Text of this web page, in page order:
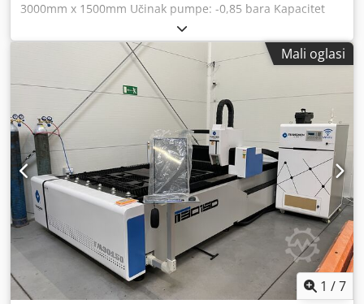
3000mm x 1500mm Učinak pumpe: -0,85 bara Kapacitet
vakuum pumpe: 40 m³/h Vakuum pumpa: Becker Razina
zvuka: manje od 70db Cedpfx Aeipv Nrjd Njha spremnik:
100l Duljina stroja: 3100 mm Širina stroja: 1650 mm Širina
stroja sklopljena: 850 mm Težina: 425 kg
Mali oglasi
1 /7